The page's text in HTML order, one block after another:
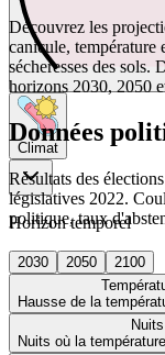
Climat
Horizon temporel
2030 2050
2100
Hausse de la
Nuits où la
Découvrez les
canicule, température
sécheresses des sols.
horizons 2030, 2050
Données
Résultats des
législatives 2022.
politique, taux